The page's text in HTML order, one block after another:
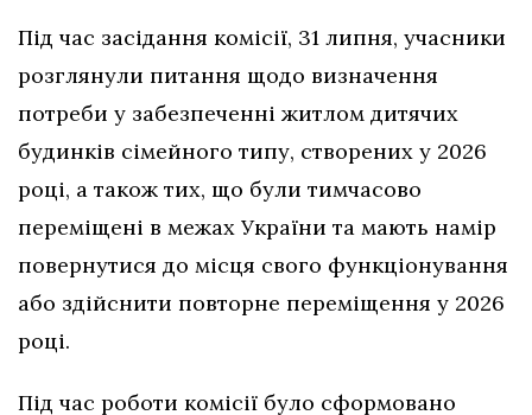
Під час засідання комісії, 31 липня, учасники
розглянули питання щодо визначення
потреби у забезпеченні житлом дитячих
будинків сімейного типу, створених у 2026
році, а також тих, що були тимчасово
переміщені в межах України та мають намір
повернутися до місця свого функціонування
або здійснити повторне переміщення у 2026
році.
Під час роботи комісії було сформовано